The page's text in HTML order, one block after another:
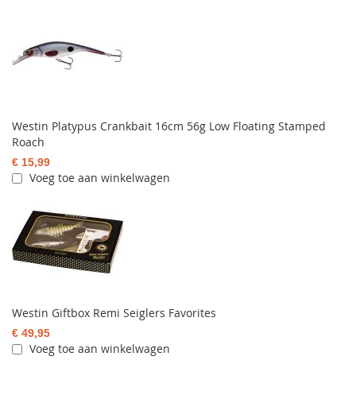
Westin Platypus Crankbait 16cm 56g Low Floating Stamped
Roach
€ 15,99
Voeg toe aan winkelwagen
Westin Giftbox Remi Seiglers Favorites
€ 49,95
Voeg toe aan winkelwagen